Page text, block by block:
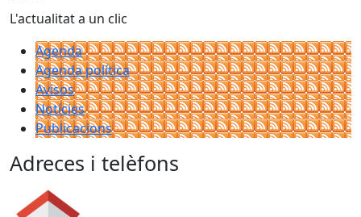
L'actualitat a un clic
Agenda
Agenda política
Avisos
Notícies
Publicacions
Adreces i telèfons